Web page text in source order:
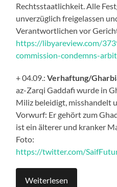
Rechtsstaatlichkeit. Alle
unverzüglich freigelassen
Verantwortlichen vor
https://libyareview.com/
commission-condemns-
+ 04.09.:Verhaftung/
az-Zarqi Gaddafi wurde in
Miliz beleidigt, misshandelt
Vorwurf: Er gehört zum
ist ein älterer und kranker
Foto:
https://twitter.com/
Weiterlesen